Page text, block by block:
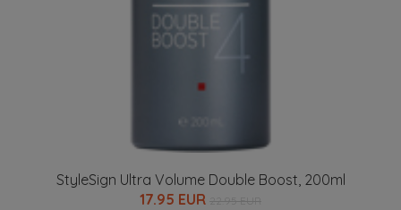
StyleSign Ultra Volume Double Boost, 200ml
17.95 EUR